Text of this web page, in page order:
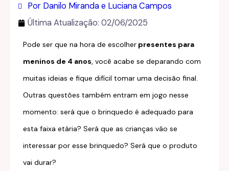
Por Danilo Miranda e Luciana Campos
Última Atualização: 02/06/2025
Pode ser que na hora de escolher presentes para
meninos de 4 anos, você acabe se deparando com
muitas ideias e fique difícil tomar uma decisão final.
Outras questões também entram em jogo nesse
momento: será que o brinquedo é adequado para
esta faixa etária? Será que as crianças vão se
interessar por esse brinquedo? Será que o produto
vai durar?